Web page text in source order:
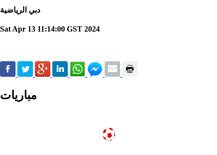
دبي الرياضية
Sat Apr 13 11:14:00 GST 2024
مباريات